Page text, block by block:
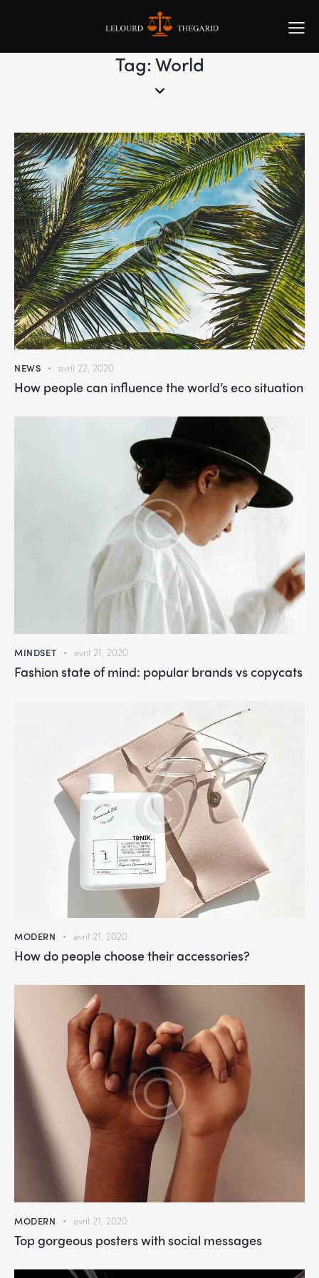
Tag: World
NEWS avril 22, 2020
How people can influence the world’s eco situation
MINDSET avril 21, 2020
Fashion state of mind: popular brands vs copycats
MODERN avril 21, 2020
How do people choose their accessories?
MODERN avril 21, 2020
Top gorgeous posters with social messages